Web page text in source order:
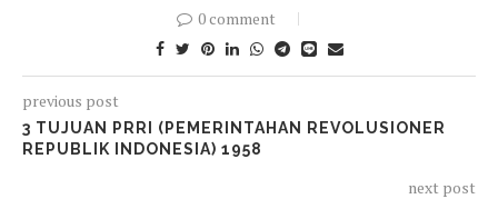
0 comment
previous post
3 TUJUAN PRRI (PEMERINTAHAN REVOLUSIONER
REPUBLIK INDONESIA) 1958
next post